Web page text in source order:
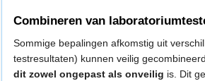
Combineren van
Sommige bepalingen afkomstig uit
testresultaten) kunnen veilig
dit zowel ongepast als onveilig is. Dit